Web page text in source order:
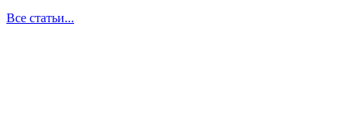
Все статьи...